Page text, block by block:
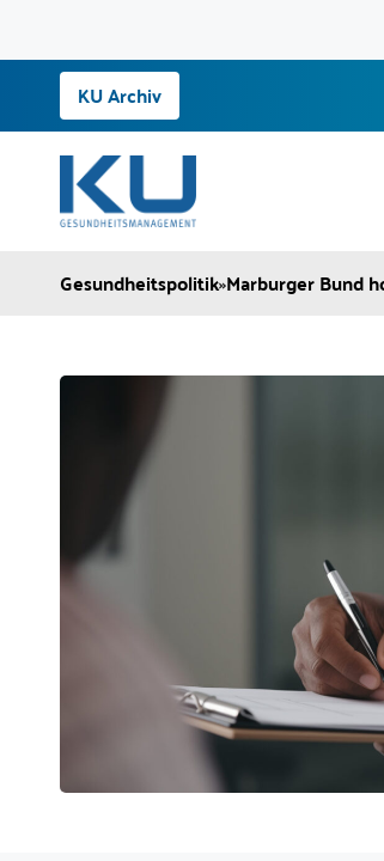
springen
KU Archiv
Gesundheitspolitik»Marburger Bund